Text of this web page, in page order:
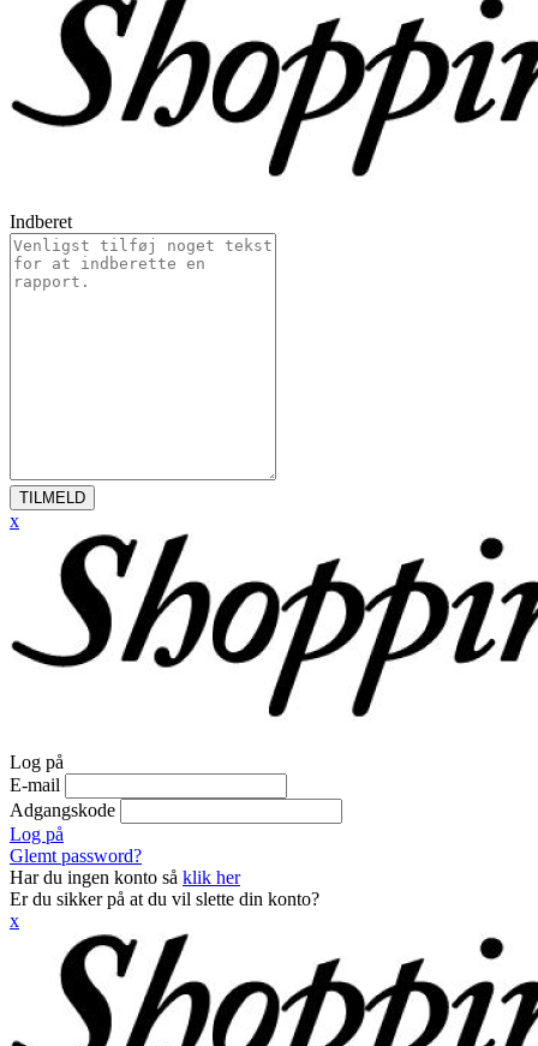
Indberet
TILMELD
x
Log på
E-mail
Adgangskode
Log på
Glemt password?
Har du ingen konto så klik her
Er du sikker på at du vil slette din konto?
x